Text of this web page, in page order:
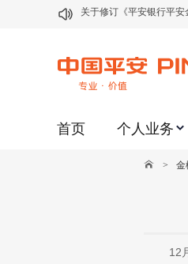
关于修订《平安银行代
关于我行聚金宝交易软
关于2020年端午节期间
首页 个人业务
> 金
12